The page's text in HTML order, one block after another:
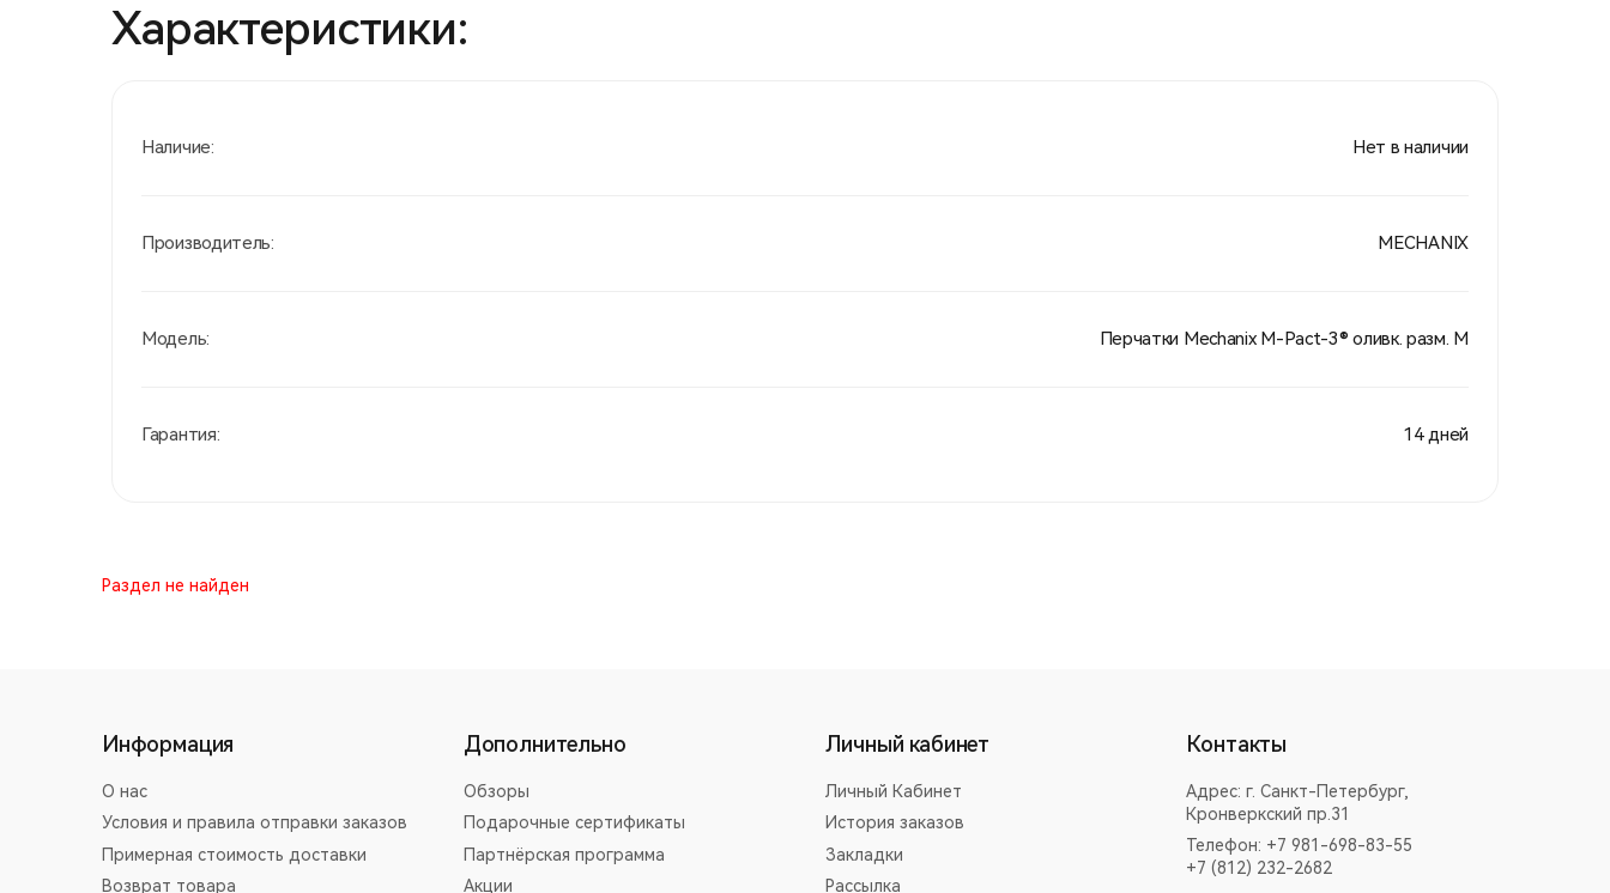
Характеристики:
Наличие: Нет в наличии
Производитель: MECHANIX
Модель: Перчатки Mechanix M-Pact-3® оливк. разм. М
Гарантия: 14 дней
Раздел не найден
Информация
О нас
Условия и правила отправки заказов
Примерная стоимость доставки
Возврат товара
Дополнительно
Обзоры
Подарочные сертификаты
Партнёрская программа
Акции
Личный кабинет
Личный Кабинет
История заказов
Закладки
Рассылка
Контакты
Адрес:г. Санкт-Петербург,
Кронверкский пр.31
Телефон: +7 981-698-83-55
+7 (812) 232-2682